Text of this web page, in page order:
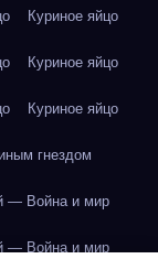
Куриное яйцо
Куриное яйцо
Куриное яйцо
гнездом
— Война и мир
— Война и мир